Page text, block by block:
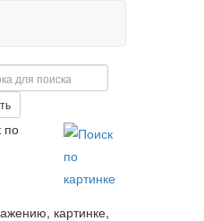
по
картинке,